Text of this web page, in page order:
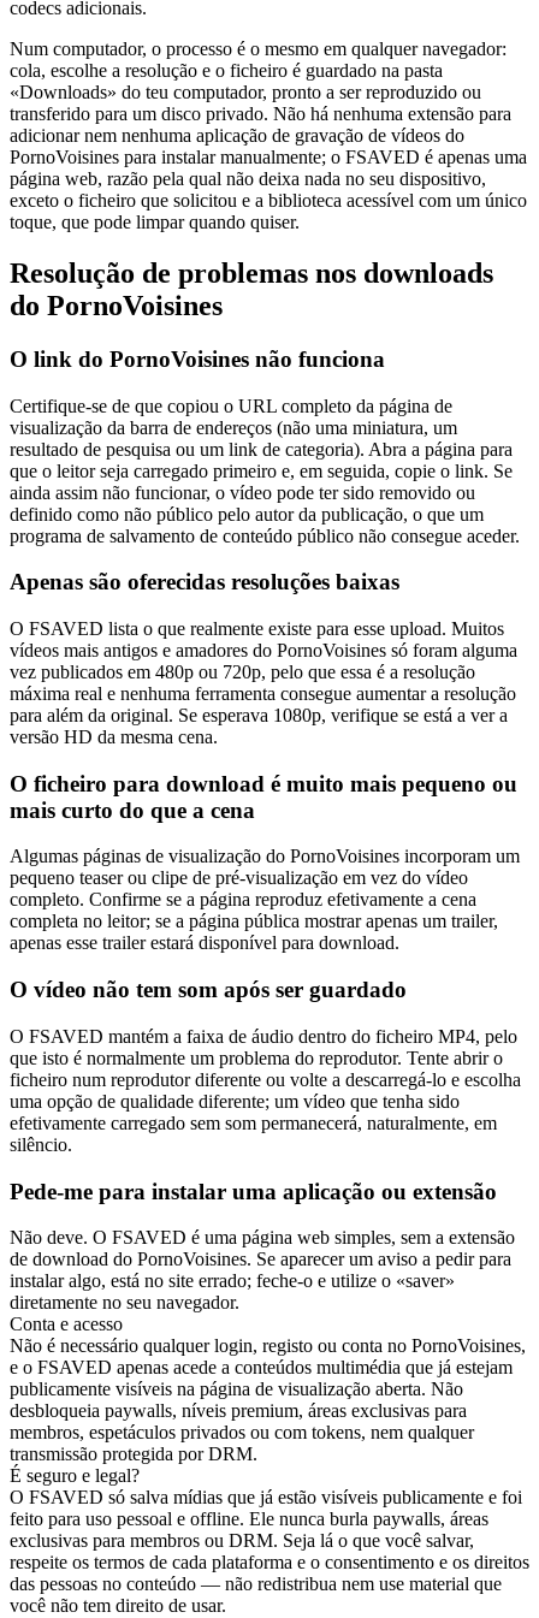
codecs adicionais.
Num computador, o processo é o mesmo em qualquer navegador:
cola, escolhe a resolução e o ficheiro é guardado na pasta
«Downloads» do teu computador, pronto a ser reproduzido ou
transferido para um disco privado. Não há nenhuma extensão para
adicionar nem nenhuma aplicação de gravação de vídeos do
PornoVoisines para instalar manualmente; o FSAVED é apenas uma
página web, razão pela qual não deixa nada no seu dispositivo,
exceto o ficheiro que solicitou e a biblioteca acessível com um único
toque, que pode limpar quando quiser.
Resolução de problemas nos downloads
do PornoVoisines
O link do PornoVoisines não funciona
Certifique-se de que copiou o URL completo da página de
visualização da barra de endereços (não uma miniatura, um
resultado de pesquisa ou um link de categoria). Abra a página para
que o leitor seja carregado primeiro e, em seguida, copie o link. Se
ainda assim não funcionar, o vídeo pode ter sido removido ou
definido como não público pelo autor da publicação, o que um
programa de salvamento de conteúdo público não consegue aceder.
Apenas são oferecidas resoluções baixas
O FSAVED lista o que realmente existe para esse upload. Muitos
vídeos mais antigos e amadores do PornoVoisines só foram alguma
vez publicados em 480p ou 720p, pelo que essa é a resolução
máxima real e nenhuma ferramenta consegue aumentar a resolução
para além da original. Se esperava 1080p, verifique se está a ver a
versão HD da mesma cena.
O ficheiro para download é muito mais pequeno ou
mais curto do que a cena
Algumas páginas de visualização do PornoVoisines incorporam um
pequeno teaser ou clipe de pré-visualização em vez do vídeo
completo. Confirme se a página reproduz efetivamente a cena
completa no leitor; se a página pública mostrar apenas um trailer,
apenas esse trailer estará disponível para download.
O vídeo não tem som após ser guardado
O FSAVED mantém a faixa de áudio dentro do ficheiro MP4, pelo
que isto é normalmente um problema do reprodutor. Tente abrir o
ficheiro num reprodutor diferente ou volte a descarregá-lo e escolha
uma opção de qualidade diferente; um vídeo que tenha sido
efetivamente carregado sem som permanecerá, naturalmente, em
silêncio.
Pede-me para instalar uma aplicação ou extensão
Não deve. O FSAVED é uma página web simples, sem a extensão
de download do PornoVoisines. Se aparecer um aviso a pedir para
instalar algo, está no site errado; feche-o e utilize o «saver»
diretamente no seu navegador.
Conta e acesso
Não é necessário qualquer login, registo ou conta no PornoVoisines,
e o FSAVED apenas acede a conteúdos multimédia que já estejam
publicamente visíveis na página de visualização aberta. Não
desbloqueia paywalls, níveis premium, áreas exclusivas para
membros, espetáculos privados ou com tokens, nem qualquer
transmissão protegida por DRM.
É seguro e legal?
O FSAVED só salva mídias que já estão visíveis publicamente e foi
feito para uso pessoal e offline. Ele nunca burla paywalls, áreas
exclusivas para membros ou DRM. Seja lá o que você salvar,
respeite os termos de cada plataforma e o consentimento e os direitos
das pessoas no conteúdo — não redistribua nem use material que
você não tem direito de usar.